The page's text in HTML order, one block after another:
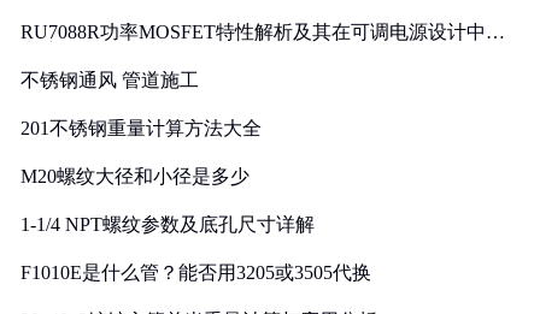
RU7088R功率MOSFET特性解析及其在可调电源设计中的
不锈钢通风 管道施工
201不锈钢重量计算方法大全
M20螺纹大径和小径是多少
1-1/4 NPT螺纹参数及底孔尺寸详解
F1010E是什么管？能否用3205或3505代换